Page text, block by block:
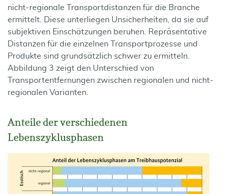
nicht-regionale Transportdistanzen für die Branche
ermittelt. Diese unterliegen Unsicherheiten, da sie auf
subjektiven Einschätzungen beruhen. Repräsentative
Distanzen für die einzelnen Transportprozesse und
Produkte sind grundsätzlich schwer zu ermitteln.
Abbildung 3 zeigt den Unterschied von
Transportentfernungen zwischen regionalen und nicht-
regionalen Varianten.
Anteile der verschiedenen
Lebenszyklusphasen